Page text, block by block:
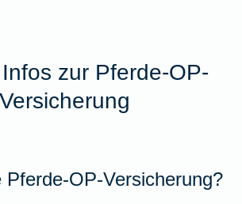
zur Pferde-OP-
Versicherung
Pferde-OP-Versicherung?